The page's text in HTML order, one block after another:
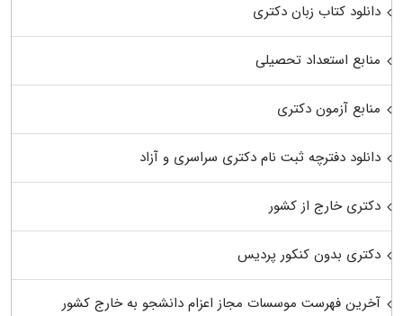
دانلود کتاب زبان دکتری
منابع استعداد تحصیلی
منابع آزمون دکتری
دانلود دفترچه ثبت نام دکتری سراسری و آزاد
دکتری خارج از کشور
دکتری بدون کنکور پردیس
آخرین فهرست موسسات مجاز اعزام دانشجو به خارج کشور